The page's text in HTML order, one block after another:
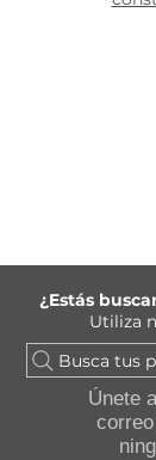
¿Estás
Utiliza
Busca tus
Únete